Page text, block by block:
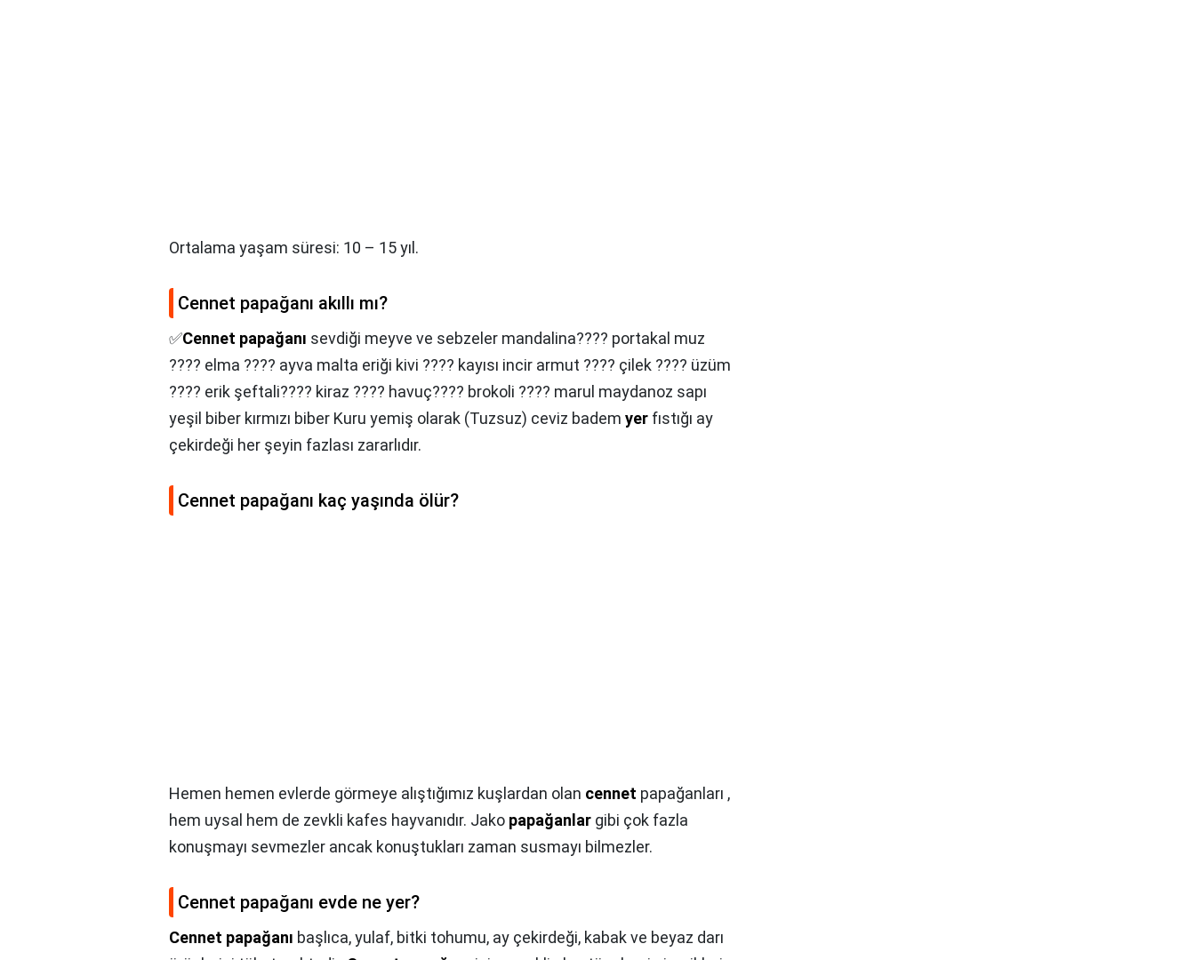
Ortalama yaşam süresi: 10 – 15 yıl.
Cennet papağanı akıllı mı?
✅Cennet papağanı sevdiği meyve ve sebzeler mandalina???? portakal muz
???? elma ???? ayva malta eriği kivi ???? kayısı incir armut ???? çilek ???? üzüm
???? erik şeftali???? kiraz ???? havuç???? brokoli ???? marul maydanoz sapı
yeşil biber kırmızı biber Kuru yemiş olarak (Tuzsuz) ceviz badem yer fıstığı ay
çekirdeği her şeyin fazlası zararlıdır.
Cennet papağanı kaç yaşında ölür?
Hemen hemen evlerde görmeye alıştığımız kuşlardan olan cennet papağanları ,
hem uysal hem de zevkli kafes hayvanıdır. Jako papağanlar gibi çok fazla
konuşmayı sevmezler ancak konuştukları zaman susmayı bilmezler.
Cennet papağanı evde ne yer?
Cennet papağanı başlıca, yulaf, bitki tohumu, ay çekirdeği, kabak ve beyaz darı